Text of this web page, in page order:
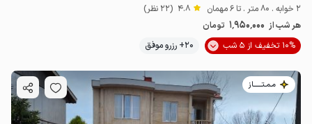
2 خوابه . 80 متر . تا 6 مهمان 4.8 (22 نظر)
هر شب از 1٬950٬000 تومان
10% تخفیف از 5 شب
20+ رزرو موفق
مـمـتــــــاز